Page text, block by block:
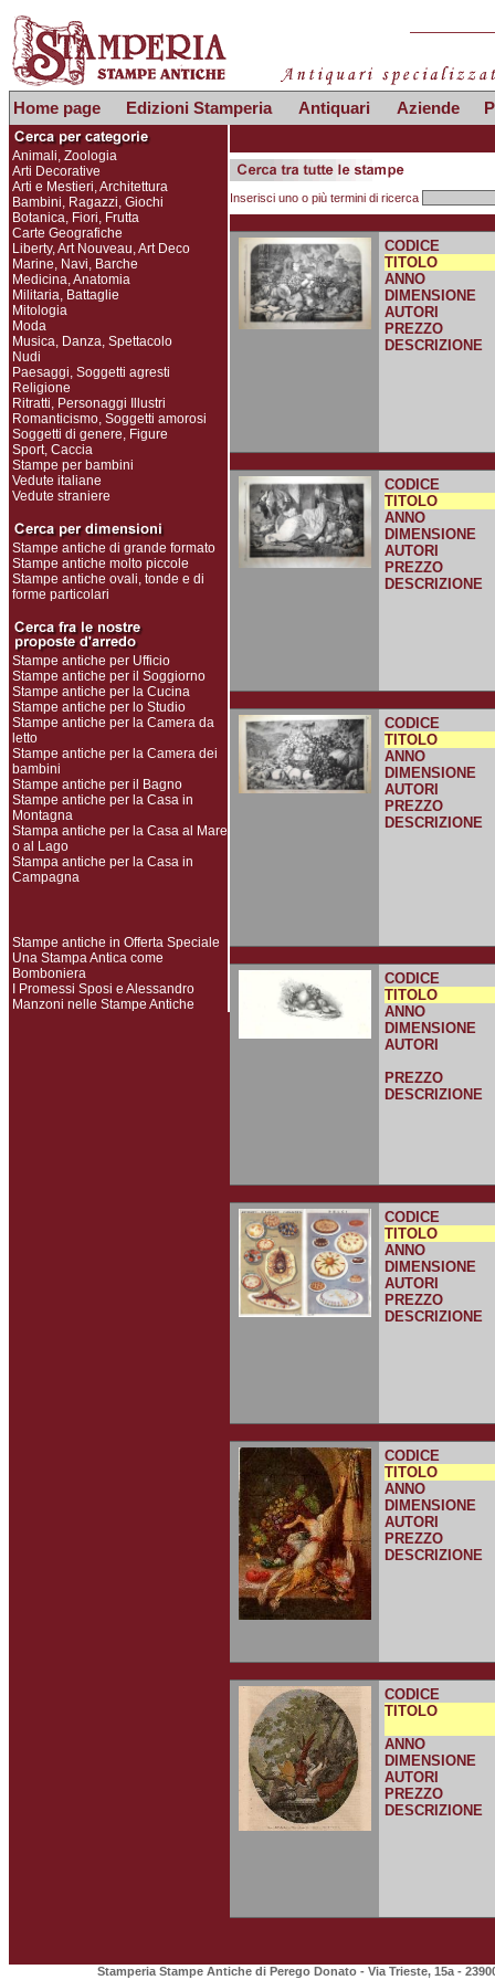
Home page Edizioni Stamperia Antiquari Aziende
Animali, Zoologia
Arti Decorative
Arti e Mestieri, Architettura
Bambini, Ragazzi, Giochi
Botanica, Fiori, Frutta
Carte Geografiche
Liberty, Art Nouveau, Art Deco
Marine, Navi, Barche
Medicina, Anatomia
Militaria, Battaglie
Mitologia
Moda
Musica, Danza, Spettacolo
Nudi
Paesaggi, Soggetti agresti
Religione
Ritratti, Personaggi Illustri
Romanticismo, Soggetti amorosi
Soggetti di genere, Figure
Sport, Caccia
Stampe per bambini
Vedute italiane
Vedute straniere
Stampe antiche di grande formato
Stampe antiche molto piccole
Stampe antiche ovali, tonde e di
forme particolari
Stampe antiche per Ufficio
Stampe antiche per il Soggiorno
Stampe antiche per la Cucina
Stampe antiche per lo Studio
Stampe antiche per la Camera da
letto
Stampe antiche per la Camera dei
bambini
Stampe antiche per il Bagno
Stampe antiche per la Casa in
Montagna
Stampa antiche per la Casa al Mare
o al Lago
Stampa antiche per la Casa in
Campagna
Stampe antiche in Offerta Speciale
Una Stampa Antica come
Bomboniera
I Promessi Sposi e Alessandro
Manzoni nelle Stampe Antiche
Inserisci uno o più termini di ricerca
CODICE
TITOLO
ANNO
DIMENSIONE
AUTORI
PREZZO
DESCRIZIONE
CODICE
TITOLO
ANNO
DIMENSIONE
AUTORI
PREZZO
DESCRIZIONE
CODICE
TITOLO
ANNO
DIMENSIONE
AUTORI
PREZZO
DESCRIZIONE
CODICE
TITOLO
ANNO
DIMENSIONE
AUTORI
PREZZO
DESCRIZIONE
CODICE
TITOLO
ANNO
DIMENSIONE
AUTORI
PREZZO
DESCRIZIONE
CODICE
TITOLO
ANNO
DIMENSIONE
AUTORI
PREZZO
DESCRIZIONE
CODICE
TITOLO
ANNO
DIMENSIONE
AUTORI
PREZZO
DESCRIZIONE
Stamperia Stampe Antiche di Perego Donato - Via Trieste, 15a -